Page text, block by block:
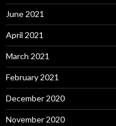
June 2021
April 2021
March 2021
February 2021
December 2020
November 2020